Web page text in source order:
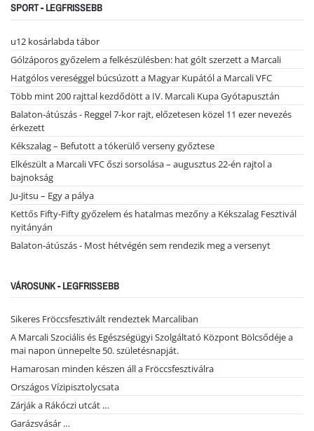
SPORT - LEGFRISSEBB
u12 kosárlabda tábor
Gólzáporos győzelem a felkészülésben: hat gólt szerzett a Marcali
Hatgólos vereséggel búcsúzott a Magyar Kupától a Marcali VFC
Több mint 200 rajttal kezdődött a IV. Marcali Kupa Gyótapusztán
Balaton-átúszás - Reggel 7-kor rajt, előzetesen közel 11 ezer nevezés
érkezett
Kékszalag – Befutott a tókerülő verseny győztese
Elkészült a Marcali VFC őszi sorsolása – augusztus 22-én rajtol a
bajnokság
Ju-Jitsu – Egy a pálya
Kettős Fifty-Fifty győzelem és hatalmas mezőny a Kékszalag Fesztivál
nyitányán
Balaton-átúszás - Most hétvégén sem rendezik meg a versenyt
VÁROSUNK - LEGFRISSEBB
Sikeres Fröccsfesztivált rendeztek Marcaliban
A Marcali Szociális és Egészségügyi Szolgáltató Központ Bölcsődéje a
mai napon ünnepelte 50. születésnapját.
Hamarosan minden készen áll a Fröccsfesztiválra
Országos Vízipisztolycsata
Zárják a Rákóczi utcát …
Garázsvásár …